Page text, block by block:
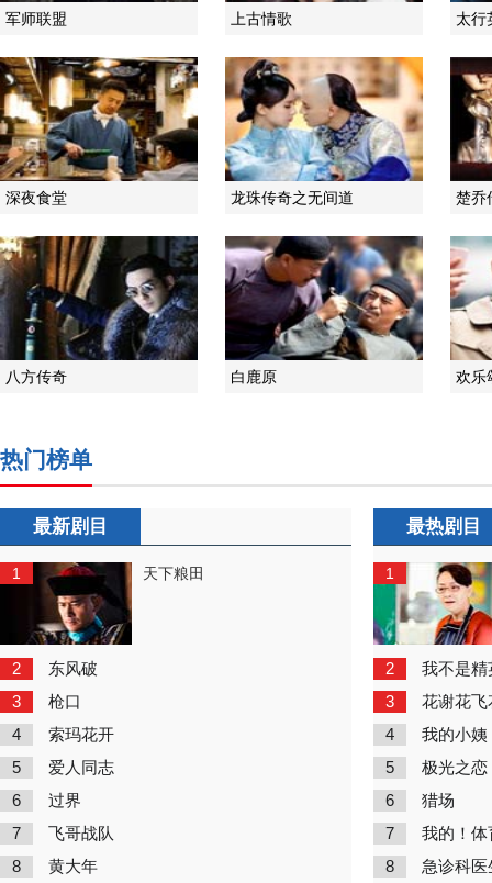
军师联盟 上古情歌 太行
深夜食堂 龙珠传奇之无间道 楚乔
八方传奇 白鹿原 欢乐
热门榜单
最新剧目
1 天下粮田
2 东风破
3 枪口
4 索玛花开
5 爱人同志
6 过界
7 飞哥战队
8 黄大年
最热剧目
1
2 我不是精
3 花谢花飞
4 我的小姨
5 极光之恋
6 猎场
7 我的！体
8 急诊科医